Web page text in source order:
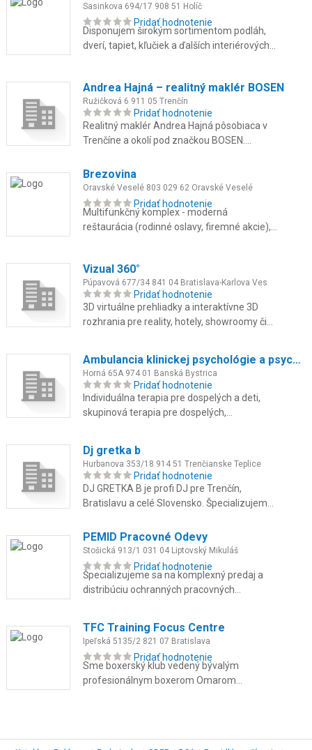
Pridať hodnotenie
Sasinkova 694/17 908 51 Holíč
Disponujem širokým sortimentom podláh,
dverí, tapiet, kľučiek a ďalších interiérových
Pridať hodnotenie
Andrea Hajná – realitný maklér BOSEN
Ružičková 6 911 05 Trenčín
Realitný maklér Andrea Hajná pôsobiaca v
Trenčíne a okolí pod značkou BOSEN.
nehnuteľností, poradenstvo a oceňov...
Pridať hodnotenie
Brezovina
Oravské Veselé 803 029 62 Oravské Veselé
Multifunkčný komplex - moderná
reštaurácia (rodinné oslavy, firemné akcie),
Pridať hodnotenie
Vizual 360°
Púpavová 677/34 841 04 Bratislava-Karlova Ves
3D virtuálne prehliadky a interaktívne 3D
rozhrania pre reality, hotely, showroomy či
Pridať hodnotenie
Ambulancia klinickej psychológie a psychoterapie
Horná 65A 974 01 Banská Bystrica
Individuálna terapia pre dospelých a deti,
skupinová terapia pre dospelých,
Pridať hodnotenie
Dj gretka b
Hurbanova 353/18 914 51 Trenčianske Teplice
DJ GRETKA B je profi DJ pre Trenčín,
Bratislavu a celé Slovensko. Špecializujem
večierky. Som multižánrová DJ...
Pridať hodnotenie
PEMID Pracovné Odevy
Stošická 913/1 031 04 Liptovský Mikuláš
Špecializujeme sa na komplexný predaj a
distribúciu ochranných pracovných
Pridať hodnotenie
TFC Training Focus Centre
Ipeľská 5135/2 821 07 Bratislava
Sme boxerský klub vedený bývalým
profesionálnym boxerom Omarom